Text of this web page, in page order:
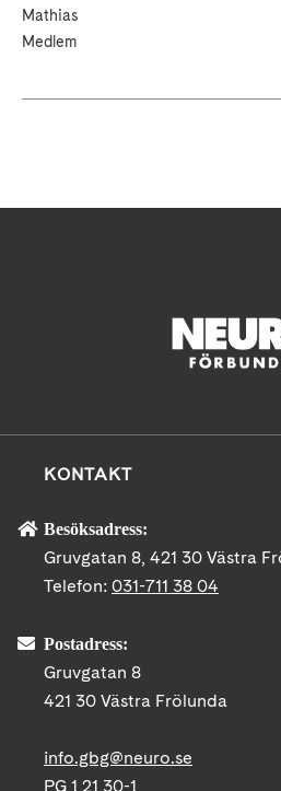
Mathias
Medlem
KONTAKT
Besöksadress:
Gruvgatan 8, 421 30 Västra
Telefon: 031-711 38 04
Postadress:
Gruvgatan 8
421 30 Västra Frölunda
info.gbg@neuro.se
PG 1 21 30-1